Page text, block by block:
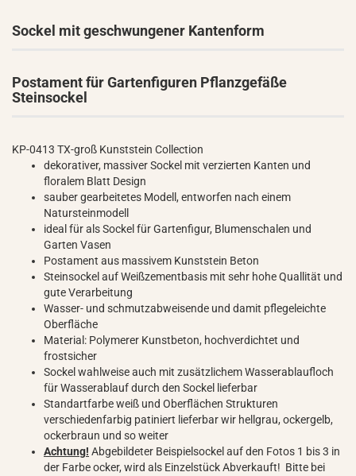
Sockel mit geschwungener Kantenform
Postament für Gartenfiguren Pflanzgefäße
Steinsockel
KP-0413 TX-groß Kunststein Collection
dekorativer, massiver Sockel mit verzierten Kanten und
floralem Blatt Design
sauber gearbeitetes Modell, entworfen nach einem
Natursteinmodell
ideal für als Sockel für Gartenfigur, Blumenschalen und
Garten Vasen
Postament aus massivem Kunststein Beton
Steinsockel auf Weißzementbasis mit sehr hohe Quallität und
gute Verarbeitung
Wasser- und schmutzabweisende und damit pflegeleichte
Oberfläche
Material: Polymerer Kunstbeton, hochverdichtet und
frostsicher
Sockel wahlweise auch mit zusätzlichem Wasserablaufloch
für Wasserablauf durch den Sockel lieferbar
Standartfarbe weiß und Oberflächen Strukturen
verschiedenfarbig patiniert lieferbar wir hellgrau, ockergelb,
ockerbraun und so weiter
Achtung! Abgebildeter Beispielsockel auf den Fotos 1 bis 3 in
der Farbe ocker, wird als Einzelstück Abverkauft! Bitte bei